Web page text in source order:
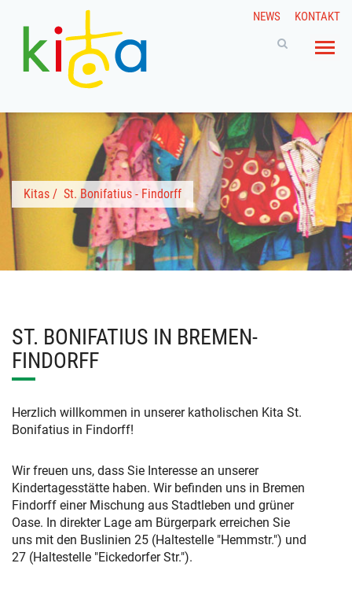
NEWS KONTAKT
Kitas / St. Bonifatius - Findorff
ST. BONIFATIUS IN BREMEN-
FINDORFF
Herzlich willkommen in unserer katholischen Kita St.
Bonifatius in Findorff!
Wir freuen uns, dass Sie Interesse an unserer
Kindertagesstätte haben. Wir befinden uns in Bremen
Findorff einer Mischung aus Stadtleben und grüner
Oase. In direkter Lage am Bürgerpark erreichen Sie
uns mit den Buslinien 25 (Haltestelle "Hemmstr.") und
27 (Haltestelle "Eickedorfer Str.").